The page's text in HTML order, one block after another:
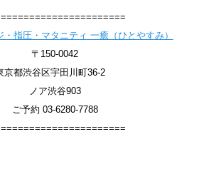
指圧・マタニティ 一癒（ひとやすみ）
〒150-0042
京都渋谷区宇田川町36-2
ノア渋谷903
ご予約 03-6280-7788